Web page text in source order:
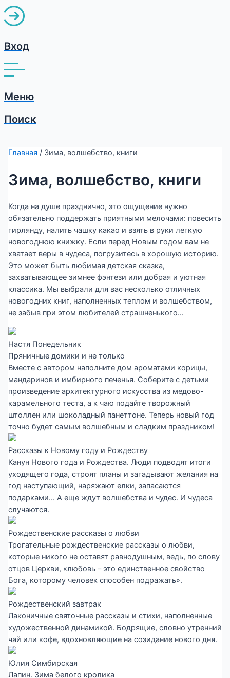
Вход
Меню
Поиск
Главная / Зима, волшебство, книги
Зима, волшебство, книги
Когда на душе празднично, это ощущение нужно
обязательно поддержать приятными мелочами: повесить
гирлянду, налить чашку какао и взять в руки легкую
новогоднюю книжку. Если перед Новым годом вам не
хватает веры в чудеса, погрузитесь в хорошую историю.
Это может быть любимая детская сказка,
захватывающее зимнее фэнтези или добрая и уютная
классика. Мы выбрали для вас несколько отличных
новогодних книг, наполненных теплом и волшебством,
не забыв при этом любителей страшненького…
Настя Понедельник
Пряничные домики и не только
Вместе с автором наполните дом ароматами корицы,
мандаринов и имбирного печенья. Соберите с детьми
произведение архитектурного искусства из медово-
карамельного теста, а к чаю подайте творожный
штоллен или шоколадный панеттоне. Теперь новый год
точно будет самым волшебным и сладким праздником!
Рассказы к Новому году и Рождеству
Канун Нового года и Рождества. Люди подводят итоги
уходящего года, строят планы и загадывают желания на
год наступающий, наряжают елки, запасаются
подарками... А еще ждут волшебства и чудес. И чудеса
случаются.
Рождественские рассказы о любви
Трогательные рождественские рассказы о любви,
которые никого не оставят равнодушным, ведь, по слову
отцов Церкви, «любовь – это единственное свойство
Бога, которому человек способен подражать».
Рождественский завтрак
Лаконичные святочные рассказы и стихи, наполненные
художественной динамикой. Бодрящие, словно утренний
чай или кофе, вдохновляющие на созидание нового дня.
Юлия Симбирская
Лапин. Зима белого кролика